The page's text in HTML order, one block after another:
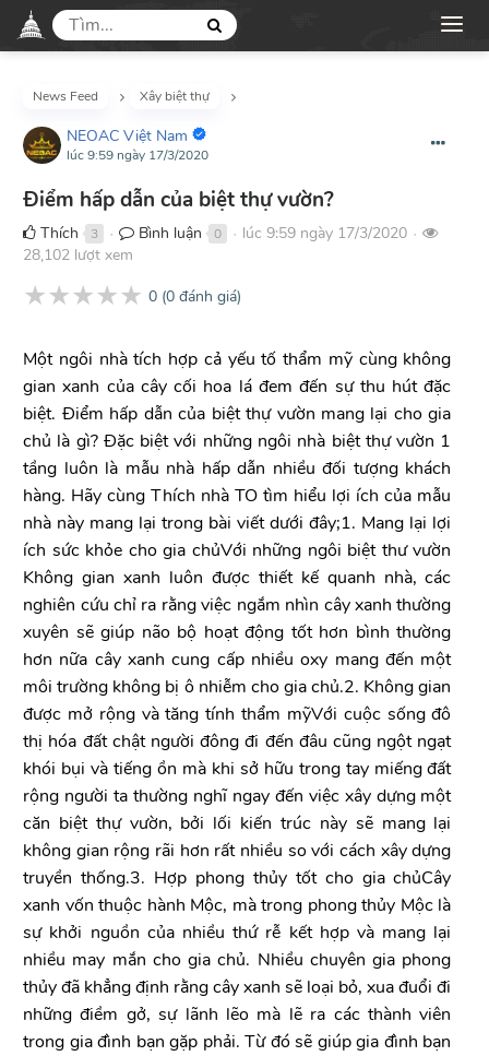
News Feed Xây biệt thự
NEOAC Việt Nam
lúc 9:59 ngày 17/3/2020
Điểm hấp dẫn của biệt thự vườn?
Thích 3 ● Bình luận 0 ● lúc 9:59 ngày 17/3/2020 ●
28,102 lượt xem
★★★★★ 0 (0 đánh giá)
Một ngôi nhà tích hợp cả yếu tố thẩm mỹ cùng không
gian xanh của cây cối hoa lá đem đến sự thu hút đặc
biệt. Điểm hấp dẫn của biệt thự vườn mang lại cho gia
chủ là gì? Đặc biệt với những ngôi nhà biệt thự vườn 1
tầng luôn là mẫu nhà hấp dẫn nhiều đối tượng khách
hàng. Hãy cùng Thích nhà TO tìm hiểu lợi ích của mẫu
nhà này mang lại trong bài viết dưới đây;1. Mang lại lợi
ích sức khỏe cho gia chủVới những ngôi biệt thư vườn
Không gian xanh luôn được thiết kế quanh nhà, các
nghiên cứu chỉ ra rằng việc ngắm nhìn cây xanh thường
xuyên sẽ giúp não bộ hoạt động tốt hơn bình thường
hơn nữa cây xanh cung cấp nhiều oxy mang đến một
môi trường không bị ô nhiễm cho gia chủ.2. Không gian
được mở rộng và tăng tính thẩm mỹVới cuộc sống đô
thị hóa đất chật người đông đi đến đâu cũng ngột ngạt
khói bụi và tiếng ồn mà khi sở hữu trong tay miếng đất
rộng người ta thường nghĩ ngay đến việc xây dựng một
căn biệt thự vườn, bởi lối kiến trúc này sẽ mang lại
không gian rộng rãi hơn rất nhiều so với cách xây dựng
truyền thống.3. Hợp phong thủy tốt cho gia chủCây
xanh vốn thuộc hành Mộc, mà trong phong thủy Mộc là
sự khởi nguồn của nhiều thứ rễ kết hợp và mang lại
nhiều may mắn cho gia chủ. Nhiều chuyên gia phong
thủy đã khẳng định rằng cây xanh sẽ loại bỏ, xua đuổi đi
những điềm gở, sự lãnh lẽo mà lẽ ra các thành viên
trong gia đình bạn gặp phải. Từ đó sẽ giúp gia đình bạn